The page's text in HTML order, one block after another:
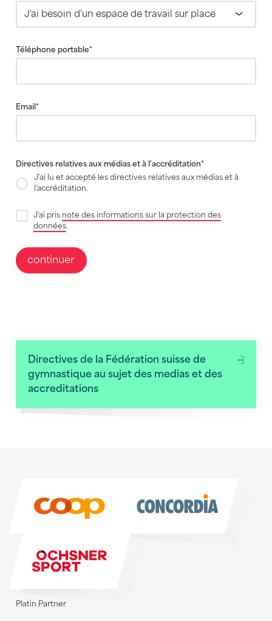
Téléphone portable*
Email *
Directives relatives aux médias et à l'accréditation*
J'ai lu et accepté les directives relatives aux médias et à
l'accréditation.
J'ai pris note des informations sur la protection des
données.
Directives de la Fédération suisse de
gymnastique au sujet des medias et des
accreditations
Platin Partner